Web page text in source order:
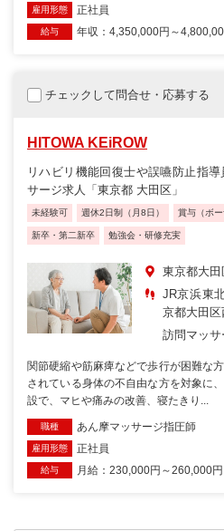
雇用形態 正社員
給与 年収：4,350,000円～
チェックして問合せ・応募する
HITOWA KEiROW
リハビリ機能回復士や誤嚥防止指
サージ求人「東京都 大田区」
未経験可 週休2日制（月8日） 賞与（ボ
新卒・第二新卒 勉強会・研修充実
東京都大田
JR京浜東
京都大田
訪問マッ
関節硬縮や筋麻痺などで歩行が困難な
されている身体の不自由な方を対象に
設で、マヒや痛みの改善、寝たきり...
職種 あん摩マッサージ指圧師
雇用形態 正社員
給与 月給：230,000円～260,000円